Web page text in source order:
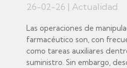
26-02-26 | Actualidad
Las operaciones de
farmacéutico son, con
como tareas auxiliares
suministro. Sin embargo,